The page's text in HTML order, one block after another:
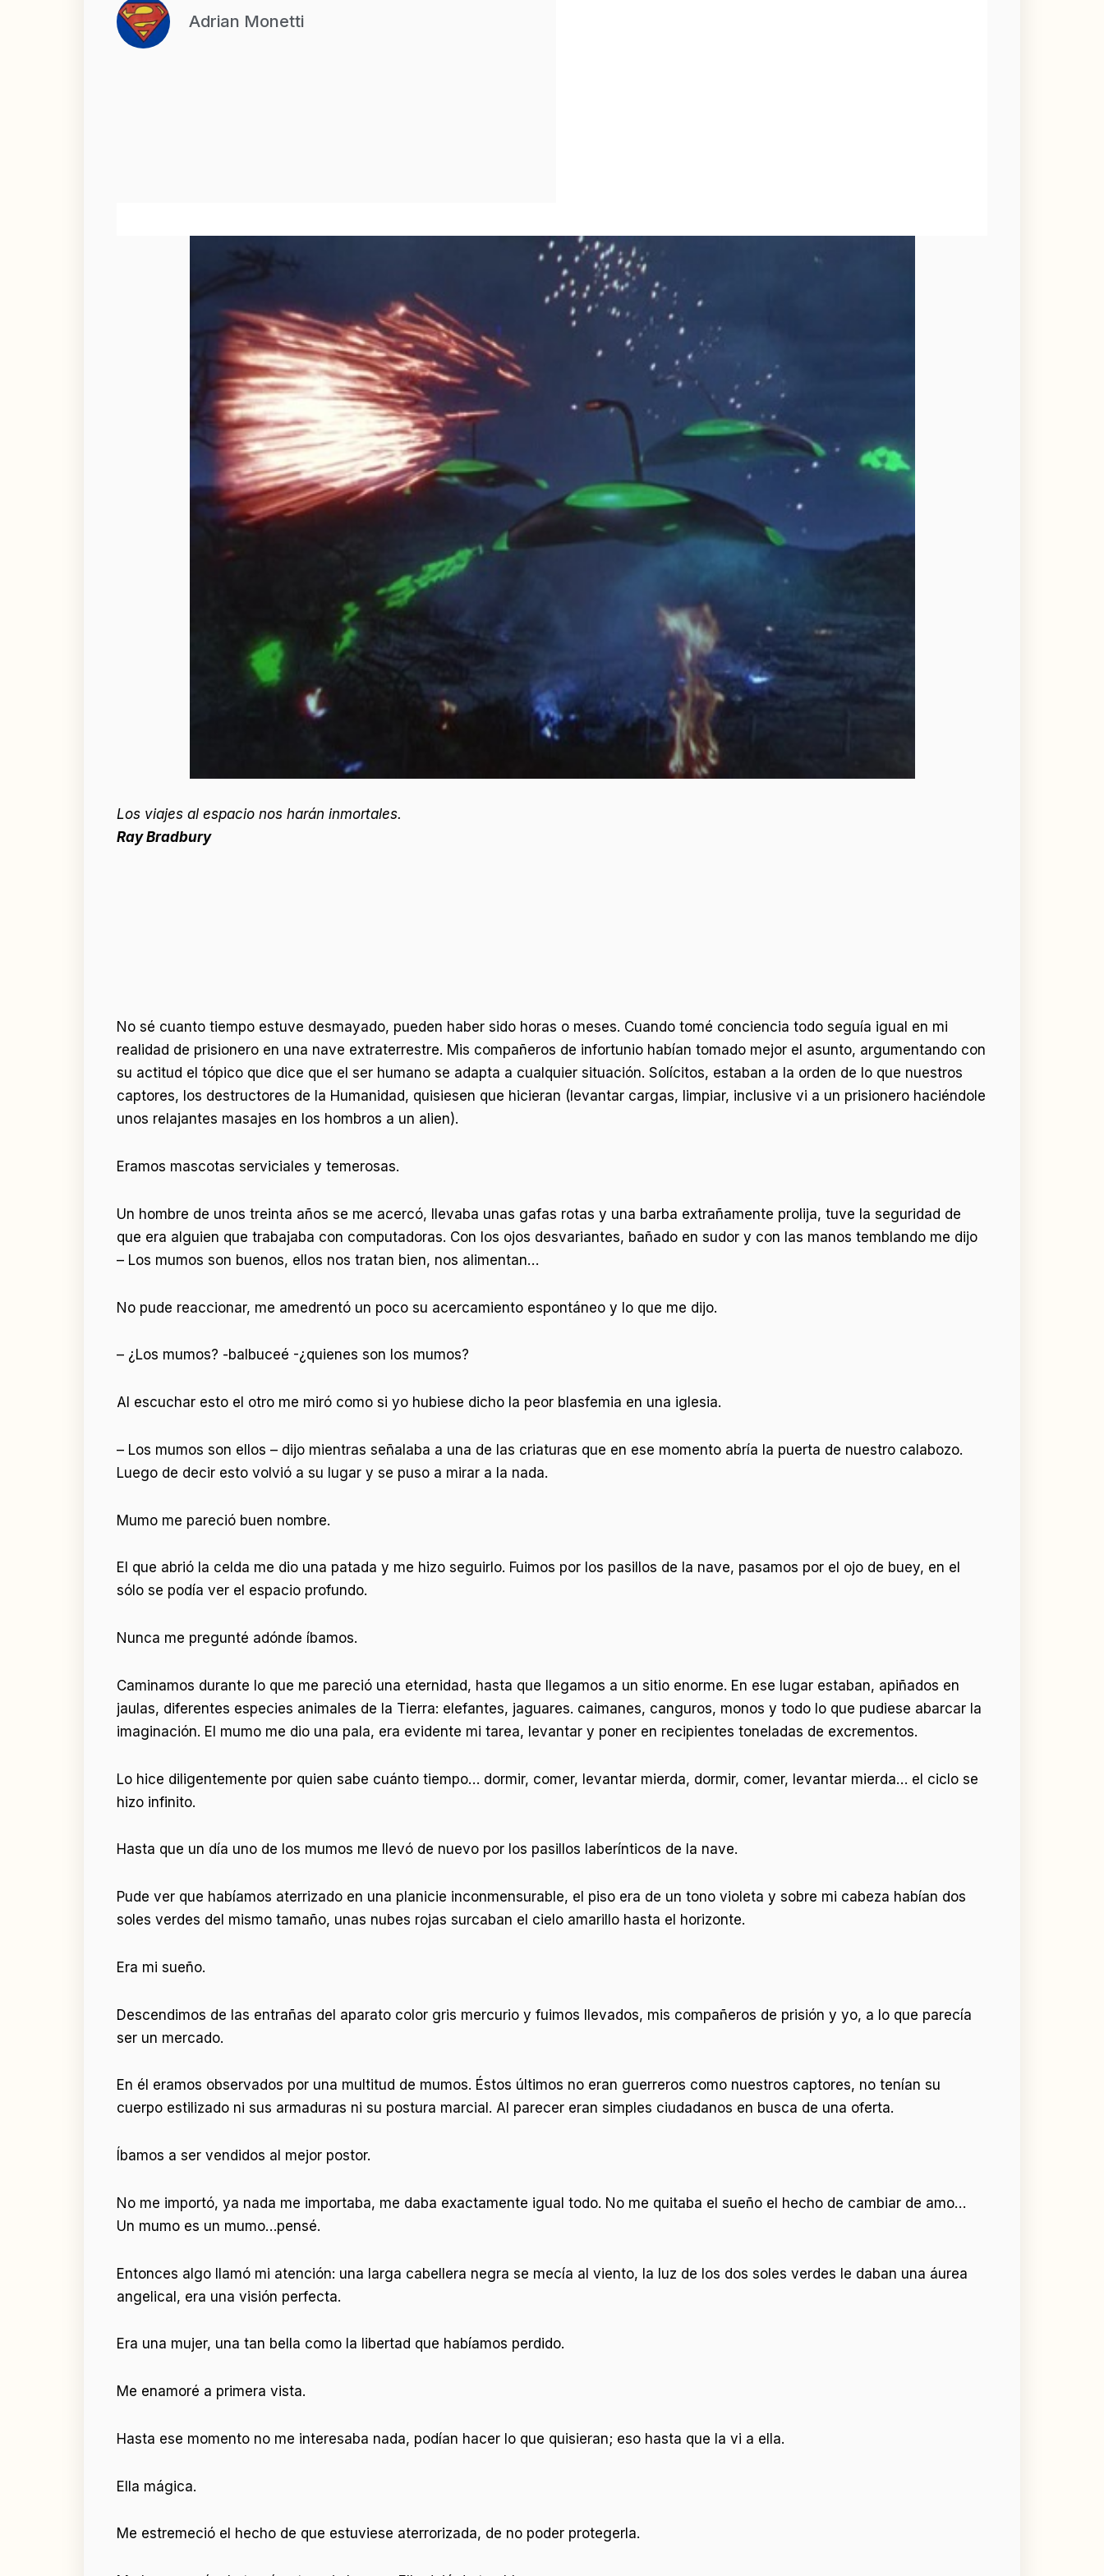
Adrian Monetti
Los viajes al espacio nos harán inmortales.
Ray Bradbury
No sé cuanto tiempo estuve desmayado, pueden haber sido horas o meses. Cuando tomé conciencia todo seguía igual en mi
realidad de prisionero en una nave extraterrestre. Mis compañeros de infortunio habían tomado mejor el asunto, argumentando con
su actitud el tópico que dice que el ser humano se adapta a cualquier situación. Solícitos, estaban a la orden de lo que nuestros
captores, los destructores de la Humanidad, quisiesen que hicieran (levantar cargas, limpiar, inclusive vi a un prisionero haciéndole
unos relajantes masajes en los hombros a un alien).
Eramos mascotas serviciales y temerosas.
Un hombre de unos treinta años se me acercó, llevaba unas gafas rotas y una barba extrañamente prolija, tuve la seguridad de
que era alguien que trabajaba con computadoras. Con los ojos desvariantes, bañado en sudor y con las manos temblando me dijo
– Los mumos son buenos, ellos nos tratan bien, nos alimentan…
No pude reaccionar, me amedrentó un poco su acercamiento espontáneo y lo que me dijo.
– ¿Los mumos? -balbuceé -¿quienes son los mumos?
Al escuchar esto el otro me miró como si yo hubiese dicho la peor blasfemia en una iglesia.
– Los mumos son ellos – dijo mientras señalaba a una de las criaturas que en ese momento abría la puerta de nuestro calabozo.
Luego de decir esto volvió a su lugar y se puso a mirar a la nada.
Mumo me pareció buen nombre.
El que abrió la celda me dio una patada y me hizo seguirlo. Fuimos por los pasillos de la nave, pasamos por el ojo de buey, en el
sólo se podía ver el espacio profundo.
Nunca me pregunté adónde íbamos.
Caminamos durante lo que me pareció una eternidad, hasta que llegamos a un sitio enorme. En ese lugar estaban, apiñados en
jaulas, diferentes especies animales de la Tierra: elefantes, jaguares. caimanes, canguros, monos y todo lo que pudiese abarcar la
imaginación. El mumo me dio una pala, era evidente mi tarea, levantar y poner en recipientes toneladas de excrementos.
Lo hice diligentemente por quien sabe cuánto tiempo… dormir, comer, levantar mierda, dormir, comer, levantar mierda… el ciclo se
hizo infinito.
Hasta que un día uno de los mumos me llevó de nuevo por los pasillos laberínticos de la nave.
Pude ver que habíamos aterrizado en una planicie inconmensurable, el piso era de un tono violeta y sobre mi cabeza habían dos
soles verdes del mismo tamaño, unas nubes rojas surcaban el cielo amarillo hasta el horizonte.
Era mi sueño.
Descendimos de las entrañas del aparato color gris mercurio y fuimos llevados, mis compañeros de prisión y yo, a lo que parecía
ser un mercado.
En él eramos observados por una multitud de mumos. Éstos últimos no eran guerreros como nuestros captores, no tenían su
cuerpo estilizado ni sus armaduras ni su postura marcial. Al parecer eran simples ciudadanos en busca de una oferta.
Íbamos a ser vendidos al mejor postor.
No me importó, ya nada me importaba, me daba exactamente igual todo. No me quitaba el sueño el hecho de cambiar de amo…
Un mumo es un mumo…pensé.
Entonces algo llamó mi atención: una larga cabellera negra se mecía al viento, la luz de los dos soles verdes le daban una áurea
angelical, era una visión perfecta.
Era una mujer, una tan bella como la libertad que habíamos perdido.
Me enamoré a primera vista.
Hasta ese momento no me interesaba nada, podían hacer lo que quisieran; eso hasta que la vi a ella.
Ella mágica.
Me estremeció el hecho de que estuviese aterrorizada, de no poder protegerla.